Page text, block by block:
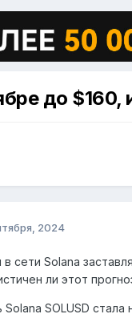
до $160,
2024
в сети Solana
ли этот
SOLUSD